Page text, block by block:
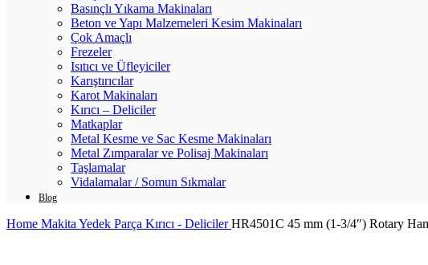
Basınçlı Yıkama Makinaları
Beton ve Yapı Malzemeleri Kesim Makinaları
Çok Amaçlı
Frezeler
Isıtıcı ve Üfleyiciler
Karıştırıcılar
Karot Makinaları
Kırıcı – Deliciler
Matkaplar
Metal Kesme ve Sac Kesme Makinaları
Metal Zımparalar ve Polisaj Makinaları
Taşlamalar
Vidalamalar / Somun Sıkmalar
Blog
Home Makita Yedek Parça Kırıcı - DelicilerHR4501C 45 mm (1-3/4″) Rotary